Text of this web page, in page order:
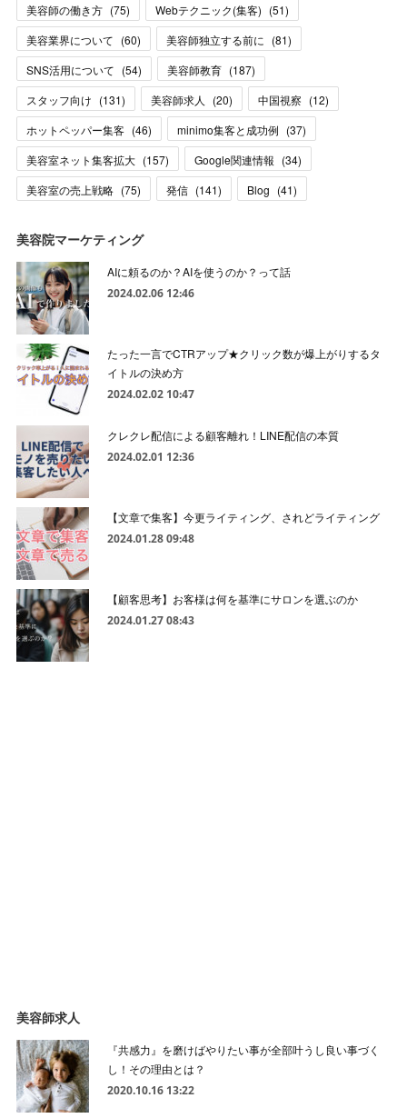
美容師の働き方 (75) Webテクニック(集客) (51)
美容業界について (60) 美容師独立する前に (81)
SNS活用について (54) 美容師教育 (187)
スタッフ向け (131) 美容師求人 (20) 中国視察 (12)
ホットペッパー集客 (46) minimo集客と成功例 (37)
美容室ネット集客拡大 (157) Google関連情報 (34)
美容室の売上戦略 (75) 発信 (141) Blog (41)
美容院マーケティング
AIに頼るのか？AIを使うのか？って話
2024.02.06 12:46
たった一言でCTRアップ★クリック数が爆上がりするタ
イトルの決め方
2024.02.02 10:47
クレクレ配信による顧客離れ！LINE配信の本質
2024.02.01 12:36
【文章で集客】今更ライティング、されどライティング
2024.01.28 09:48
【顧客思考】お客様は何を基準にサロンを選ぶのか
2024.01.27 08:43
美容師求人
『共感力』を磨けばやりたい事が全部叶うし良い事づく
し！その理由とは？
2020.10.16 13:22